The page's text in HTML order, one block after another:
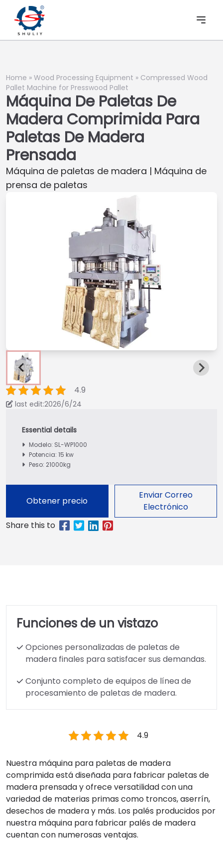
Home » Wood Processing Equipment » Compressed Wood
Pallet Machine for Presswood Pallet
Máquina De Paletas De
Madera Comprimida Para
Paletas De Madera
Prensada
Máquina de paletas de madera | Máquina de
prensa de paletas
4.9
last edit:2026/6/24
Modelo: SL-WP1000
Potencia: 15 kw
Peso: 21000kg
Obtener precio
Enviar Correo
Electrónico
Funciones de un vistazo
Opciones personalizadas de paletas de
madera finales para satisfacer sus demandas.
Conjunto completo de equipos de línea de
procesamiento de paletas de madera.
4.9
Nuestra máquina para paletas de madera
comprimida está diseñada para fabricar paletas de
madera prensada y ofrece versatilidad con una
variedad de materias primas como troncos, aserrín,
desechos de madera y más. Los palés producidos por
nuestra máquina para fabricar palés de madera
cuentan con numerosas ventajas.